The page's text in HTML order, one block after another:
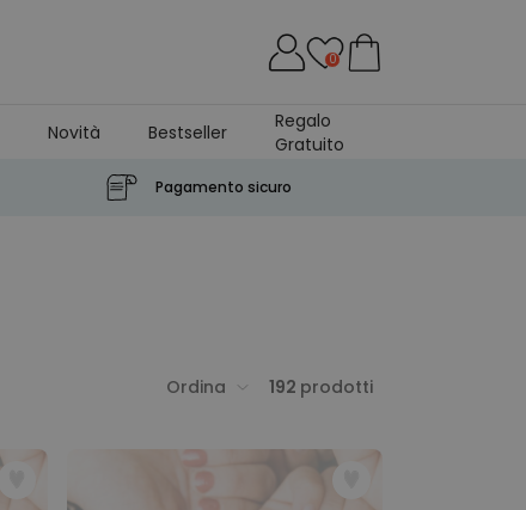
0
Novità Bestseller
Regalo
Gratuito
Pagamento sicuro
Ordina 192 prodotti